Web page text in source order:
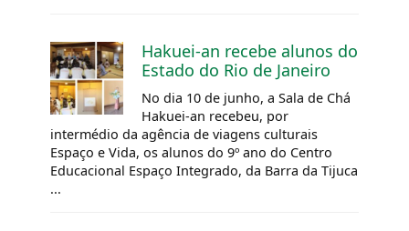
Hakuei-an recebe alunos do
Estado do Rio de Janeiro
No dia 10 de junho, a Sala de Chá
Hakuei-an recebeu, por
intermédio da agência de viagens culturais
Espaço e Vida, os alunos do 9º ano do Centro
Educacional Espaço Integrado, da Barra da Tijuca
...